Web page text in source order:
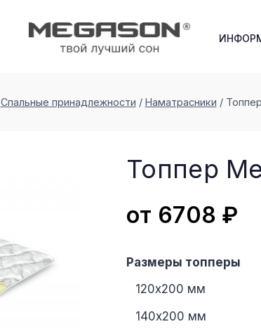
Спальные принадлежности / Наматрасники /
Топпер
от 6708 ₽
Размеры топперы
120х200 мм
140х200 мм